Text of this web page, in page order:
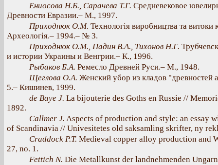
Ениосова Н.Б., Сарачева Т.Г. Средневековое
Древности Евразии.– М., 1997.
Приходнюк О.М. Технологiя виробництва та
Археологiя.– 1994.– № 3.
Приходнюк О.М., Падин В.А., Тихонов Н.Г.
и истории Украины и Венгрии.– К., 1996.
Рыбаков Б.А. Ремесло Древней Руси.– М., 1948.
Щеглова О.А. Женский убор из кладов "древностей
5.– Кишинев, 1999.
de Baye J. La bijouterie des Goths en Russie //
1892.
Callmer J. Aspects of production and style: an essay
of Scandinavia // Univesitetes old saksamling skrifter, ny
Craddock P.T. Medieval copper alloy production and
27, no. 1.
Fettich N. Die Metallkunst der landnehmenden